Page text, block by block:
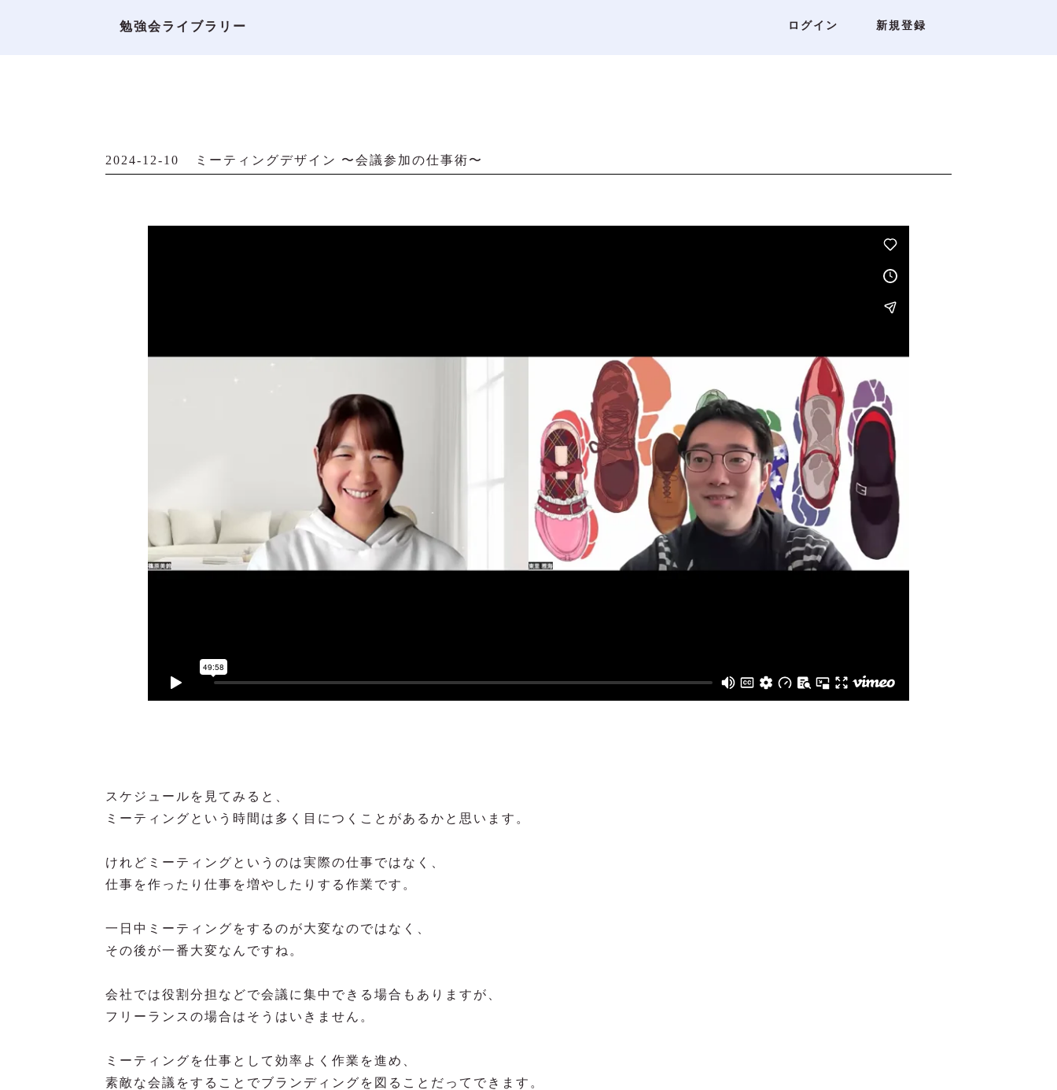
勉強会ライブラリー ログイン 新規登録
Archive
2024-12-10 ミーティングデザイン 〜会議参加の仕事術〜
スケジュールを見てみると、
ミーティングという時間は多く目につくことがあるかと思います。
けれどミーティングというのは実際の仕事ではなく、
仕事を作ったり仕事を増やしたりする作業です。
一日中ミーティングをするのが大変なのではなく、
その後が一番大変なんですね。
会社では役割分担などで会議に集中できる場合もありますが、
フリーランスの場合はそうはいきません。
ミーティングを仕事として効率よく作業を進め、
素敵な会議をすることでブランディングを図ることだってできます。